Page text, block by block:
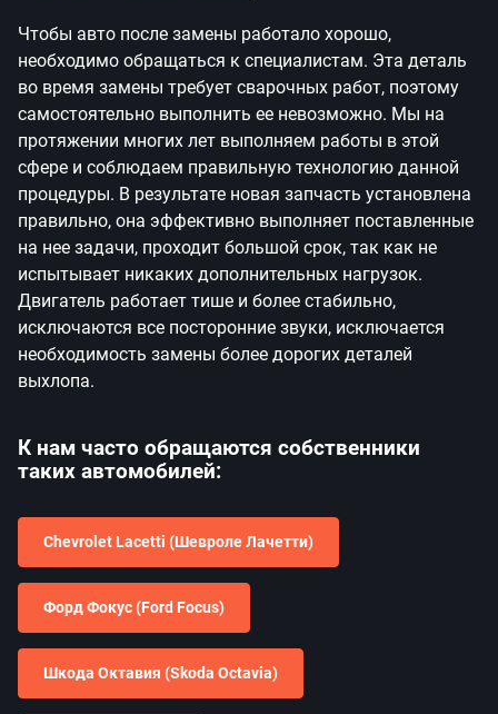
Чтобы авто после замены работало хорошо,
необходимо обращаться к специалистам. Эта деталь
во время замены требует сварочных работ, поэтому
самостоятельно выполнить ее невозможно. Мы на
протяжении многих лет выполняем работы в этой
сфере и соблюдаем правильную технологию данной
процедуры. В результате новая запчасть установлена
правильно, она эффективно выполняет поставленные
на нее задачи, проходит большой срок, так как не
испытывает никаких дополнительных нагрузок.
Двигатель работает тише и более стабильно,
исключаются все посторонние звуки, исключается
необходимость замены более дорогих деталей
выхлопа.
К нам часто обращаются собственники
таких автомобилей:
Chevrolet Lacetti (Шевроле Лачетти)
Форд Фокус (Ford Focus)
Шкода Октавия (Skoda Octavia)